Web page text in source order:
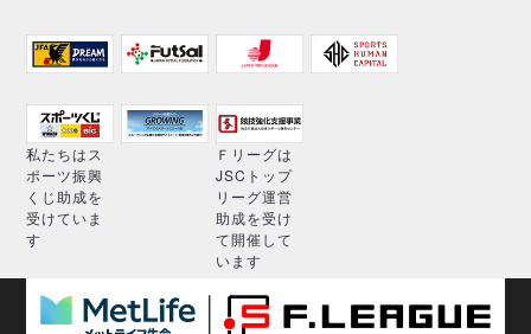
私たちはス
ポーツ振興
くじ助成を
受けていま
す
Ｆリーグは
JSCトップ
リーグ運営
助成を受け
て開催して
います